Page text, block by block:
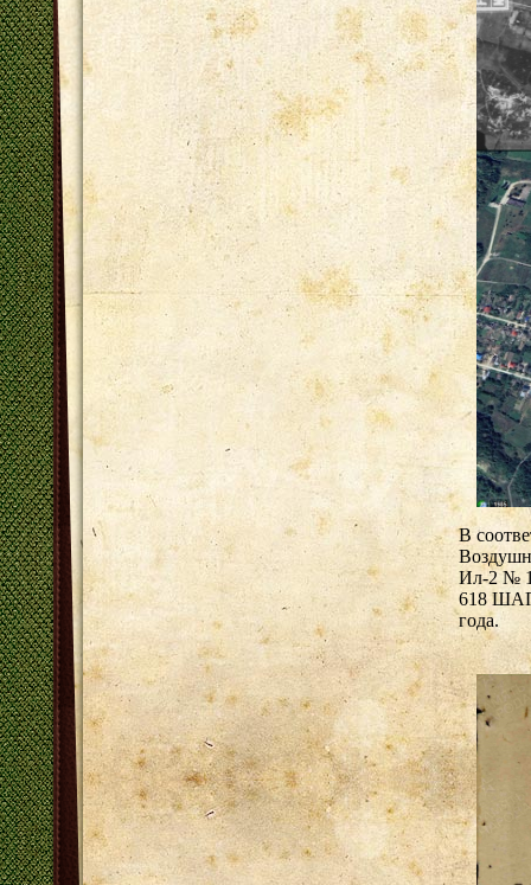
В
Ил-2 №
618 ШАП
года.